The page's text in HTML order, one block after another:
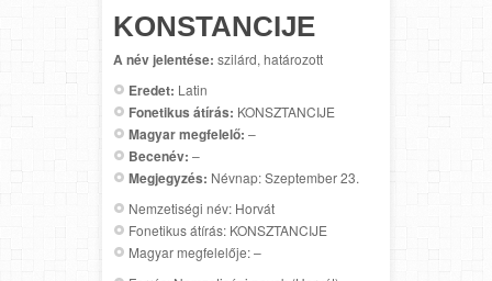
KONSTANCIJE
A név jelentése: szilárd, határozott
Eredet: Latin
Fonetikus átírás: KONSZTANCIJE
Magyar megfelelő: –
Becenév: –
Megjegyzés: Névnap: Szeptember 23.
Nemzetiségi név: Horvát
Fonetikus átírás: KONSZTANCIJE
Magyar megfelelője: –